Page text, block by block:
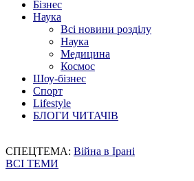
Бізнес
Наука
Всі новини розділу
Наука
Медицина
Космос
Шоу-бізнес
Спорт
Lifestyle
БЛОГИ ЧИТАЧІВ
СПЕЦТЕМА: Війна в Ірані
ВСІ ТЕМИ